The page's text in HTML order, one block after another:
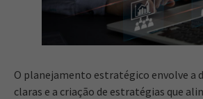
O planejamento estratégico envolve a
claras e a criação de estratégias que